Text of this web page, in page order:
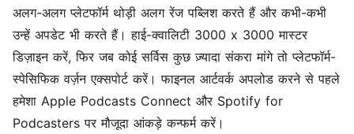
अलग-अलग प्लेटफॉर्म थोड़ी अलग रेंज पब्लिश करते हैं और कभी-कभी
उन्हें अपडेट भी करते हैं। हाई-क्वालिटी 3000 x 3000 मास्टर
डिज़ाइन करें, फिर जब कोई सर्विस कुछ ज़्यादा संकरा मांगे तो प्लेटफॉर्म-
स्पेसिफिक वर्ज़न एक्सपोर्ट करें। फाइनल आर्टवर्क अपलोड करने से पहले
हमेशा Apple Podcasts Connect और Spotify for
Podcasters पर मौजूदा आंकड़े कन्फर्म करें।